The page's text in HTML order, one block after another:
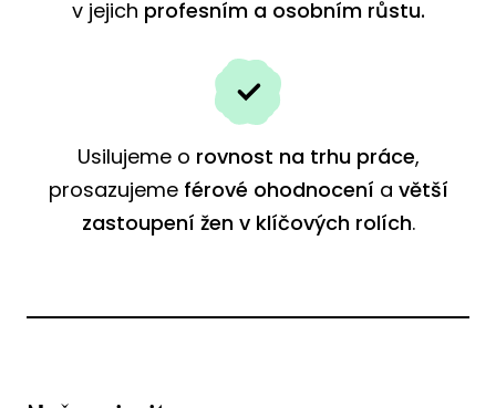
v jejich profesním a osobním růstu.
Usilujeme o rovnost na trhu práce,
prosazujeme férové ohodnocení a větší
zastoupení žen v klíčových rolích.